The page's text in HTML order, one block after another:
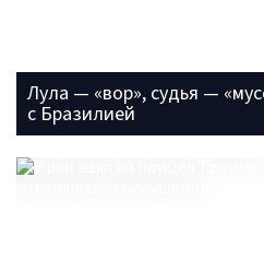
Лула — «вор», судья —
с Бразилией